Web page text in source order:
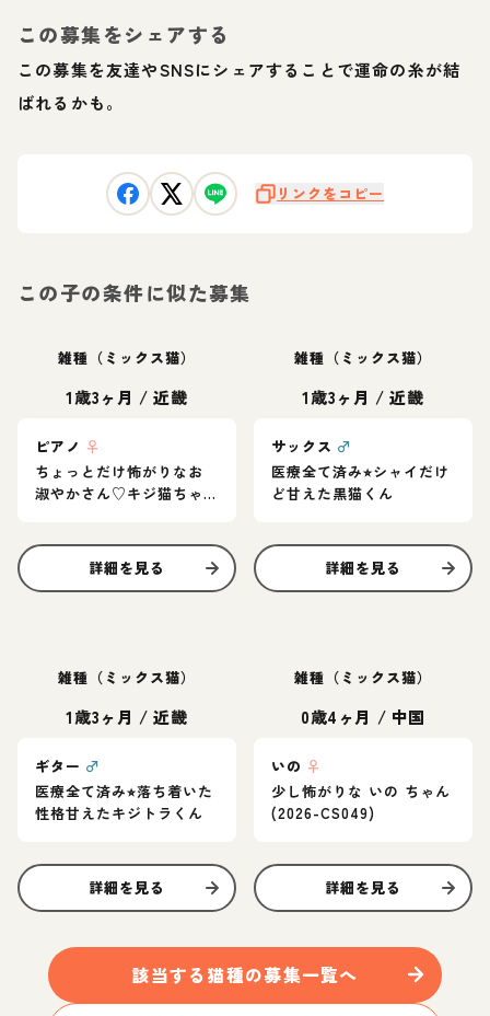
この募集をシェアする
この募集を友達やSNSにシェアすることで運命の糸が結
ばれるかも。
リンクをコピー
この子の条件に似た募集
雑種（ミックス猫）
1歳3ヶ月 /近畿
ピアノ ♀
ちょっとだけ怖がりなお
淑やかさん♡キジ猫ちゃ
詳細を見る
雑種（ミックス猫）
1歳3ヶ月 /近畿
サックス ♂
医療全て済み⭐︎シャイだけ
ど甘えた黒猫くん
詳細を見る
雑種（ミックス猫）
1歳3ヶ月 /近畿
ギター ♂
医療全て済み⭐︎落ち着いた
性格甘えたキジトラくん
詳細を見る
雑種（ミックス猫）
0歳4ヶ月 / 中国
いの ♀
少し怖がりな いの ちゃん
(2026-CS049)
詳細を見る
該当する 猫種の募集一覧へ